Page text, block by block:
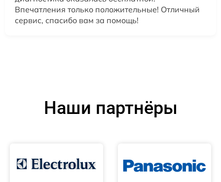
Впечатления только положительные! Отличный
сервис, спасибо вам за помощь!
Наши партнёры